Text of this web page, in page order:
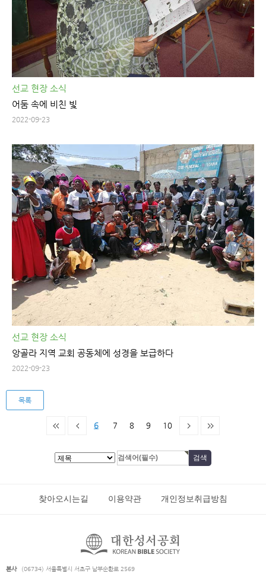
선교 현장 소식
어둠 속에 비친 빛
2022-09-23
선교 현장 소식
앙골라 지역 교회 공동체에 성경을 보급하다
2022-09-23
목록
6 7 8 9 10
찾아오시는길 이용약관 개인정보취급방침
본사
(06734) 서울특별시 서초구 남부순환로 2569